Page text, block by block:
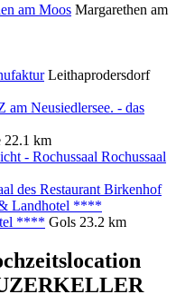
am Moos Margarethen am
Leithaprodersdorf
22.1 km
Rochussaal
**** Gols 23.2 km